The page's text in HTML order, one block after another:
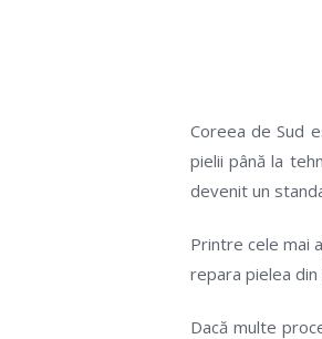
Coreea de Sud
pielii până la
devenit un
Printre cele mai
repara pielea
Dacă multe